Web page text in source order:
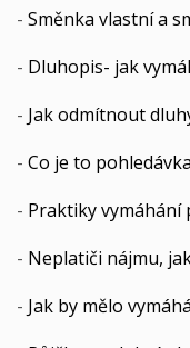
- Směnka vlastní a
- Dluhopis- jak
- Jak odmítnout
- Co je to
- Praktiky vymáhání
- Neplatiči nájmu,
- Jak by mělo